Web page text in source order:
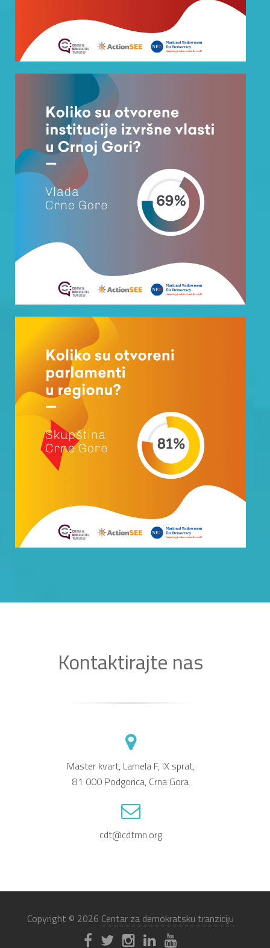
Kontaktirajte nas
Master kvart, Lamela F, IX sprat,
81 000 Podgorica, Crna Gora
cdt@cdtmn.org
Copyright © 2026 Centar za demokratsku tranziciju